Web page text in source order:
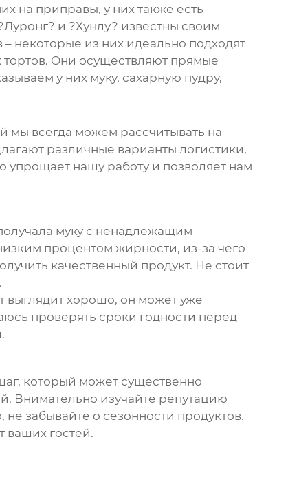
на приправы, у них также есть
и ?Хунлу? известны своим
некоторые из них идеально подходят
Они осуществляют прямые
у них муку, сахарную пудру,
мы всегда можем рассчитывать на
различные варианты логистики,
упрощает нашу работу и позволяет нам
муку с ненадлежащим
процентом жирности, из-за чего
качественный продукт. Не стоит
выглядит хорошо, он может уже
проверять сроки годности перед
который может существенно
Внимательно изучайте репутацию
забывайте о сезонности продуктов.
ваших гостей.